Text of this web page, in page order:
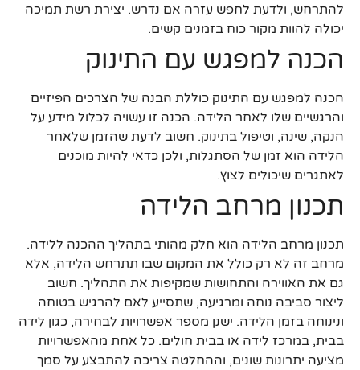
להתרחש, ולדעת לחפש עזרה אם נדרש. יצירת רשת תמיכה
יכולה להוות מקור כוח בזמנים קשים.
הכנה למפגש עם התינוק
הכנה למפגש עם התינוק כוללת הבנה של הצרכים הפיזיים
והרגשיים שלו לאחר הלידה. הכנה זו עשויה לכלול מידע על
הנקה, שינה, וטיפול בתינוק. חשוב לדעת שהזמן שלאחר
הלידה הוא זמן של הסתגלות, ולכן כדאי להיות מוכנים
לאתגרים שיכולים לצוץ.
תכנון מרחב הלידה
תכנון מרחב הלידה הוא חלק מהותי בתהליך ההכנה ללידה.
מרחב זה לא רק כולל את המקום שבו תתרחש הלידה, אלא
גם את האווירה והתחושות שמקיפות את התהליך. חשוב
ליצור סביבה נוחה ומרגיעה, שתסייע לאם להרגיש בטוחה
ונינוחה בזמן הלידה. ישנן מספר אפשרויות לבחירה, כגון לידה
בבית, במרכז לידה או בבית חולים. כל אחת מהאפשרויות
מציעה יתרונות שונים, וההחלטה צריכה להתבצע על סמך